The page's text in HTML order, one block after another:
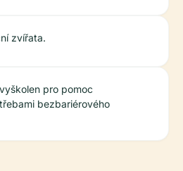
zvířata.
pro pomoc
bezbariérového